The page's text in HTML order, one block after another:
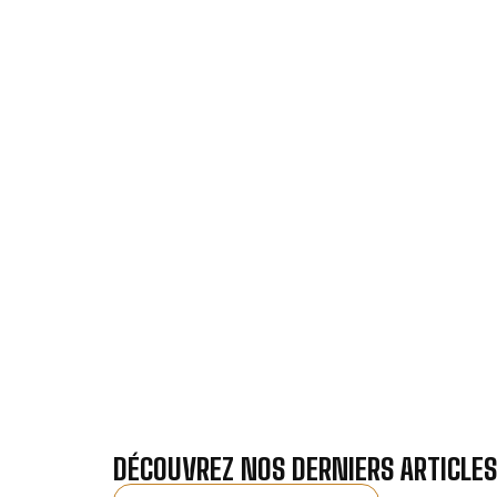
DÉCOUVREZ NOS DERNIERS